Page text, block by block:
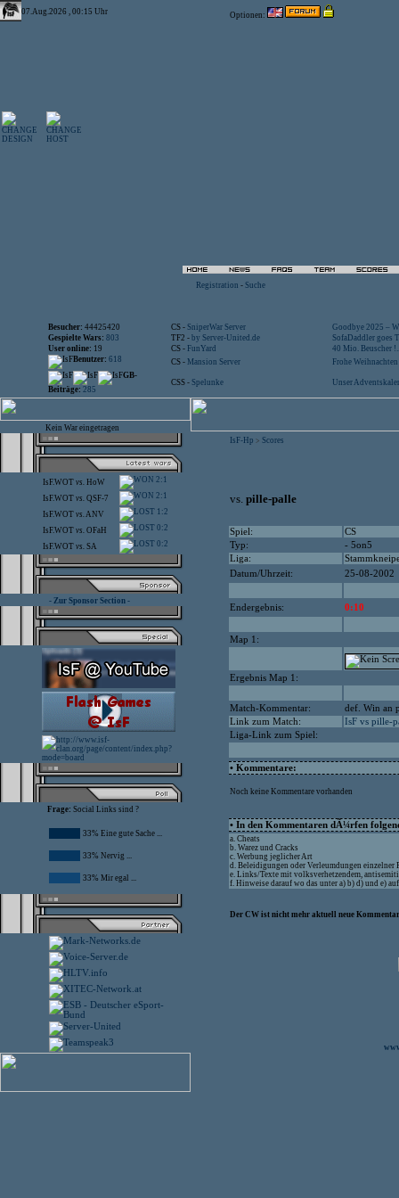
07.Aug.2026 , 00:15 Uhr Optionen:
Registration - Suche
Besucher: 44425420 CS - SniperWar Server
Goodbye 2025 –
Gespielte Wars: 803 TF2 - by Server-United.de
SofaDaddler goes
User online: 19 CS - FunYard
40 Mio. Beuscher
Benutzer: 618 CS - Mansion Server
Frohe
GB-
Beiträge: 285
CSS - Spelunke Unser
Kein War eingetragen
IsF.WOT vs. HoW 2:1
IsF.WOT vs. QSF-7 2:1
IsF.WOT vs.ANV 1:2
IsF.WOT vs. OFaH 0:2
IsF.WOT vs. SA 0:2
- Zur Sponsor Section -
Frage: Social Links sind ?
33% Eine gute Sache ...
33% Nervig ...
33% Mir egal ...
IsF-Hp > Scores
vs. pille-palle
Spiel:
CS
Typ:
- 5on5
Liga:
Datum/Uhrzeit:
25-08-2002
Endergebnis: 0:10
Map 1:
Ergebnis Map 1:
Match-Kommentar:
def. Win an
Link zum Match:
IsF vs pille-
Liga-Link zum Spiel:
• Kommentare:
Noch keine Kommentare vorhanden
• In den Kommentaren dÃ¼rfen
a. Cheats
b. Warez und Cracks
c. Werbung jeglicher Art
d. Beleidigungen oder Verleumdungen einzelner
e. Links/Texte mit volksverhetzendem,
f. Hinweise darauf wo das unter a) b) d) und e)
Der CW ist nicht mehr aktuell neue